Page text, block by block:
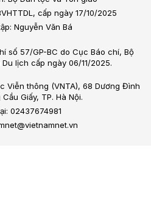
cấp ngày 17/10/2025
Nguyễn Văn Bá
số 57/GP-BC do Cục Báo chí, Bộ
lịch cấp ngày 06/11/2025.
Viễn thông (VNTA), 68 Dương Đình
Giấy, TP. Hà Nội.
02437674981